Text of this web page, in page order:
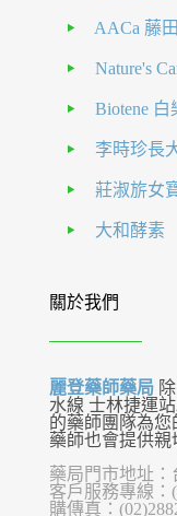
AACa 藤
Nature's
Biotene 白
李時珍長
莊淑旂女
大和酵素
關於我們
麗登藥師藥局
水線 士林捷運
的藥師團隊為
藥師也會提供親
藥局門市地址：
客戶服務專線：
購傳真：